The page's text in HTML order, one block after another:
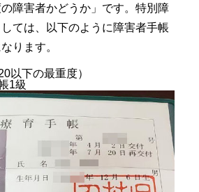
障害者かどうか」です。特別障
ては、以下のように障害者手帳
ります。
以下の最重度）
1級